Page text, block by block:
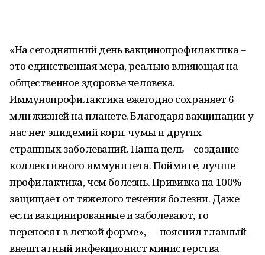
«На сегодняшний день вакцинопрофилактика –
это единственная мера, реально влияющая на
общественное здоровье человека.
Иммунопрофилактика ежегодно сохраняет 6
млн жизней на планете. Благодаря вакцинации у
нас нет эпидемий кори, чумы и других
страшных заболеваний. Наша цель – создание
коллективного иммунитета. Поймите, лучше
профилактика, чем болезнь. Прививка на 100%
защищает от тяжелого течения болезни. Даже
если вакцинированные и заболевают, то
переносят в легкой форме», — пояснил главный
внештатный инфекционист министерства